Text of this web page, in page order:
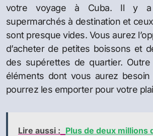
votre voyage à Cuba. Il y
supermarchés à destination et
sont presque vides. Vous aurez
d’acheter de petites boissons et
des supérettes de quartier.
éléments dont vous aurez
pourrez les emporter pour votre
Lire aussi : Plus de deux millions